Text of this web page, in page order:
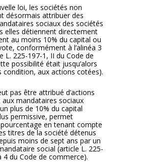
loi, les sociétés non
désormais attribuer des
sociaux des sociétés
elles détiennent directement
au moins 10% du capital ou
conformément à l’alinéa 3
L. 225-197-1, II du Code de
possibilité était jusqu’alors
condition, aux actions cotées).
pas être attribué d’actions
aux mandataires sociaux
plus de 10% du capital
permissive, permet
pourcentage en tenant compte
titres de la société détenus
moins de sept ans par un
social (article L. 225-
4 du Code de commerce).